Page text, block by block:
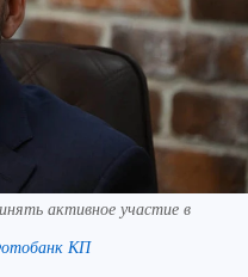
активное участие в
КП